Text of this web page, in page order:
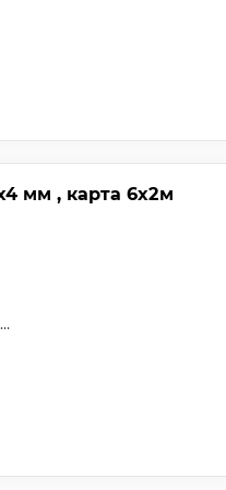
мм , карта 6х2м
ГОСТ 23279-2012, ТУ